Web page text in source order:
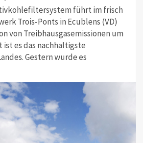
führt im frisch
Trois-Ponts in Ecublens (VD)
von Treibhausgasemissionen um
ist es das nachhaltigste
Gestern wurde es